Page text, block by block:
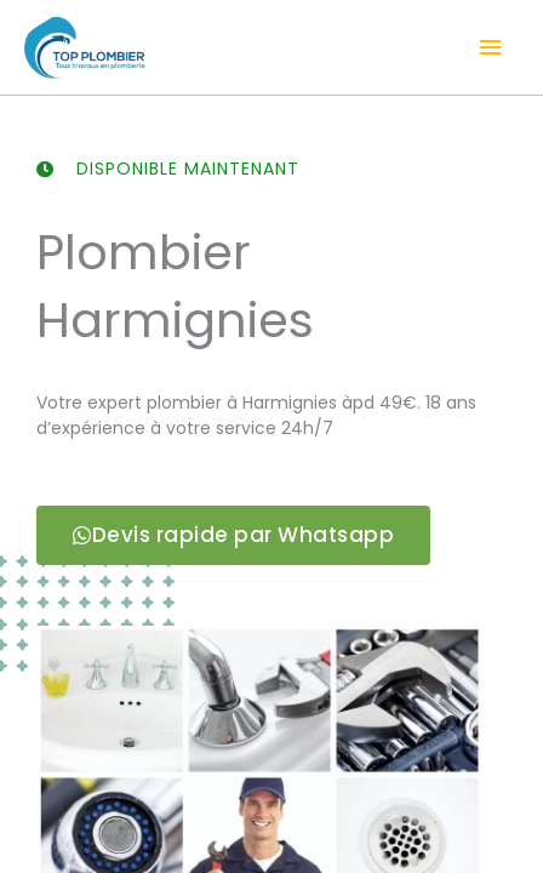
contenu
DISPONIBLE MAINTENANT
Plombier
Harmignies
Votre expert plombier à Harmignies àpd 49€. 18 ans
d’expérience à votre service 24h/7
Devis rapide par Whatsapp